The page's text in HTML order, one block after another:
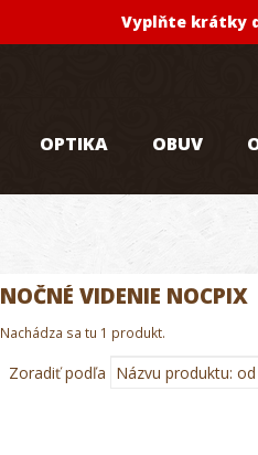
Vyplňte krátky
OPTIKA OBUV
NOČNÉ VIDENIE NOCPIX
Nachádza sa tu 1 produkt.
Zoradiť podľa